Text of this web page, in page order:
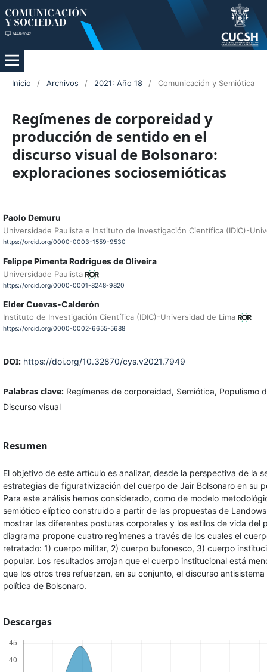
Inicio / Archivos / 2021: Año 18 / Comunicación y Semiótica
Regímenes de corporeidad y
producción de sentido en el
discurso visual de Bolsonaro:
exploraciones sociosemióticas
Paolo Demuru
Universidade Paulista e Instituto de Investigación Científica (IDIC)-
https://orcid.org/0000-0003-1559-9530
Felippe Pimenta Rodrigues de Oliveira
Universidade Paulista
https://orcid.org/0000-0001-8248-9820
Elder Cuevas-Calderón
Instituto de Investigación Científica (IDIC)-Universidad de Lima
https://orcid.org/0000-0002-6655-5688
DOI: https://doi.org/10.32870/cys.v2021.7949
Palabras clave: Regímenes de corporeidad, Semiótica, Populismo
Discurso visual
Resumen
El objetivo de este artículo es analizar, desde la perspectiva de la
estrategias de figurativización del cuerpo de Jair Bolsonaro en su
Para este análisis hemos considerado, como de modelo
semiótico elíptico construido a partir de las propuestas de
mostrar las diferentes posturas corporales y los estilos de vida del
diagrama propone cuatro regímenes a través de los cuales el
retratado: 1) cuerpo militar, 2) cuerpo bufonesco, 3) cuerpo
popular. Los resultados arrojan que el cuerpo institucional está
que los otros tres refuerzan, en su conjunto, el discurso
política de Bolsonaro.
Descargas